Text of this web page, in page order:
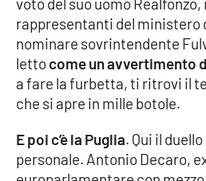
Reggio Calabria
Cosenza
rappresentanti del ministero
nominare sovrintendente
lettocome un avvertimento
a fare la furbetta, ti ritrovi il
che si apre in mille botole.
E poi c’è la Puglia. Qui il
personale. Antonio Decaro,